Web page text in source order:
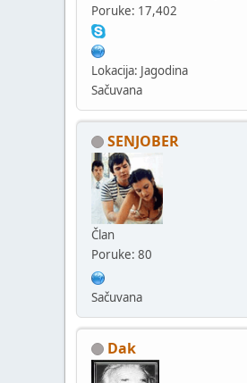
Poruke: 17,402
Lokacija: Jagodina
Sačuvana
SENJOBER
Član
Poruke: 80
Sačuvana
Dak